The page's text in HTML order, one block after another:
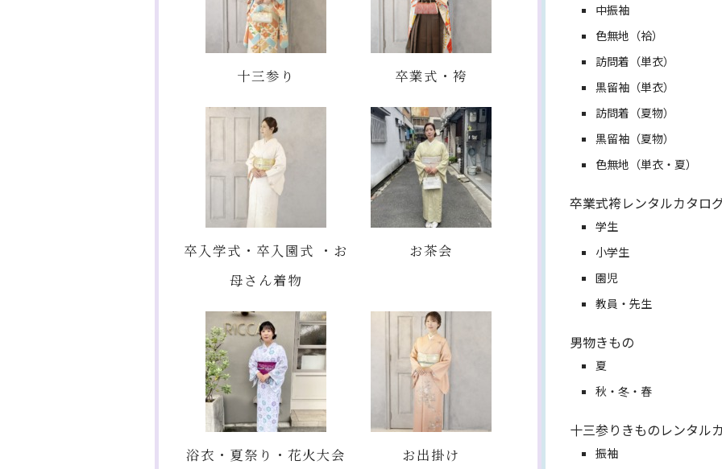
十三参り 卒業式・袴
卒入学式・卒入園式 ・お
母さん着物
お茶会
浴衣・夏祭り・花火大会 お出掛け
中振袖
色無地（袷）
訪問着（単衣）
黒留袖（単衣）
訪問着（夏物）
黒留袖（夏物）
色無地（単衣・夏）
卒業式袴レンタルカタロ
学生
小学生
園児
教員・先生
男物きもの
夏
秋・冬・春
十三参りきものレンタル
振袖